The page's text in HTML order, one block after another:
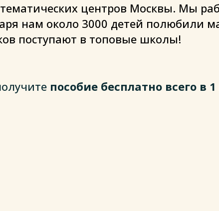
центров Москвы. Мы
нам около 3000 детей полюбили
поступают в топовые школы!
пособие бесплатно всего в